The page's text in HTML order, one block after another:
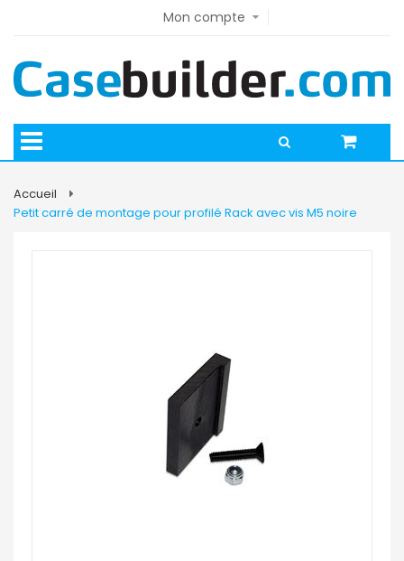
Mon compte
Accueil
Petit carré de montage pour profilé Rack avec vis M5 noire